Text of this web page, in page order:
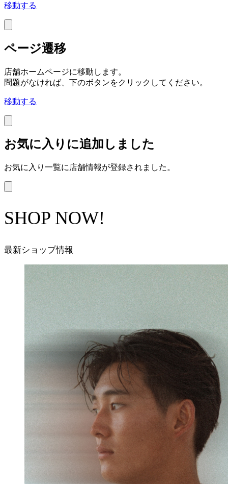
移動する
ページ遷移
店舗ホームページに移動します。
問題がなければ、下のボタンをクリックしてください。
移動する
お気に入りに追加しました
お気に入り一覧に店舗情報が登録されました。
SHOP NOW!
最新ショップ情報